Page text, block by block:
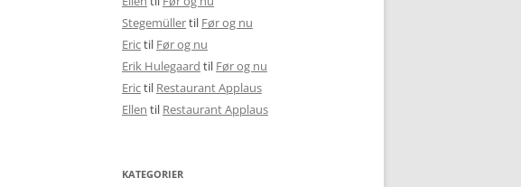
Stegemüllertil Før og nu
Erictil Før og nu
Erik Hulegaard til Før og nu
Erictil Restaurant Applaus
Ellen til Restaurant Applaus
KATEGORIER